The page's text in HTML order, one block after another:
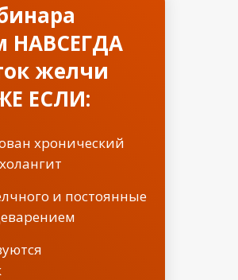
НАВСЕГДА
желчи
ЕСЛИ:
хронический
и постоянные